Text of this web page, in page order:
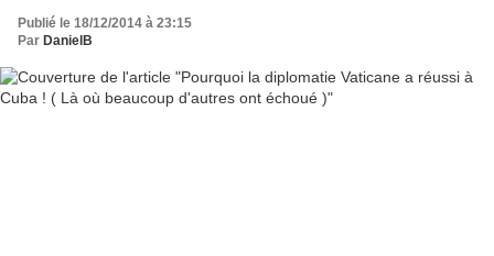
Publié le 18/12/2014 à 23:15
Par DanielB